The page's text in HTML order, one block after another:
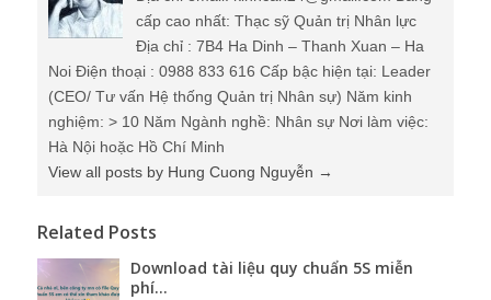
cấp cao nhất: Thạc sỹ Quản trị Nhân lực
Địa chỉ : 7B4 Ha Dinh – Thanh Xuan – Ha
Noi Điện thoại : 0988 833 616 Cấp bậc hiện tại: Leader
(CEO/ Tư vấn Hệ thống Quản trị Nhân sự) Năm kinh
nghiệm: > 10 Năm Ngành nghề: Nhân sự Nơi làm việc:
Hà Nội hoặc Hồ Chí Minh
View all posts by Hung Cuong Nguyễn →
Related Posts
Download tài liệu quy chuẩn 5S miễn
phí...